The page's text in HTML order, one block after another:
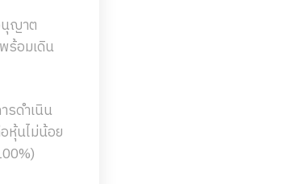
นุญาต
ร้อมเดิน
รดำเนิน
หุ้นไม่น้อย